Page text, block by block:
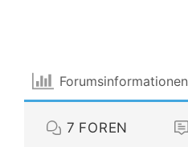
Forumsinformationen
7 FOREN